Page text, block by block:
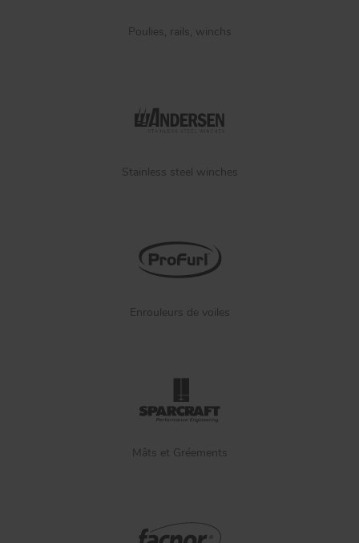
Poulies, rails, winchs
Stainless steel winches
Enrouleurs de voiles
Mâts et Gréements